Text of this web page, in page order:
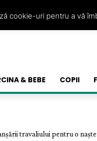
& BEBE COPII
travaliului pentru o
cookie-uri pentru a vă